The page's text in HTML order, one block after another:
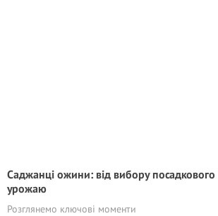
Саджанці ожини: від вибору посадкового
урожаю
Розглянемо ключові моменти